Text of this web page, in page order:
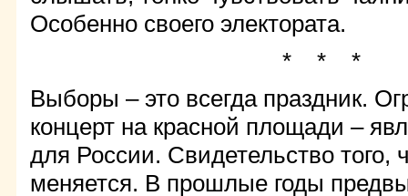
Особенно своего электората.
* * *
Выборы – это всегда праздник.
концерт на красной площади –
для России. Свидетельство того,
меняется. В прошлые годы